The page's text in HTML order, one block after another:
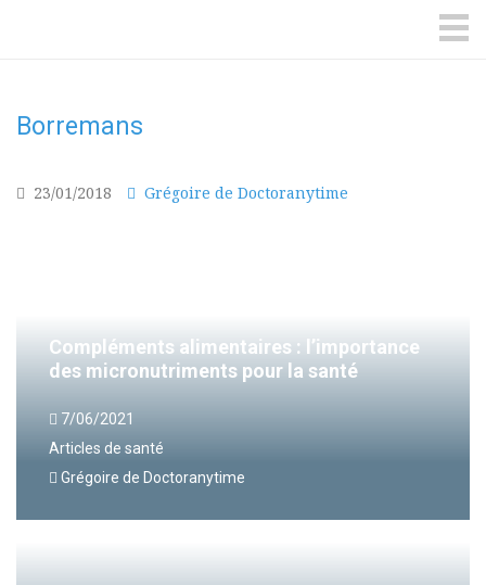
Borremans
23/01/2018 Grégoire de Doctoranytime
Compléments alimentaires : l’importance
des micronutriments pour la santé
7/06/2021
Articles de santé
Grégoire de Doctoranytime